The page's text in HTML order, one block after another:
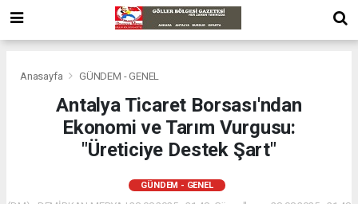
Anasayfa GÜNDEM - GENEL
Antalya Ticaret Borsası'ndan
Ekonomi ve Tarım Vurgusu:
"Üreticiye Destek Şart"
GÜNDEM - GENEL